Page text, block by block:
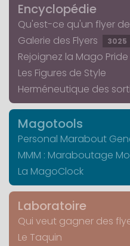
Encyclopédie
Qu'est-ce qu'un flyer
Galerie des Flyers
3025
Rejoignez la Mago Pride
Les Figures de Style
Herméneutique des
Magotools
Personal Marabout
MMM : Maraboutage
La MagoClock
Laboratoire
Qui veut gagner des
Le Taquin